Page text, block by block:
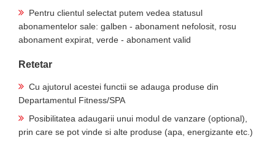
Pentru clientul selectat putem vedea statusul
abonamentelor sale: galben - abonament nefolosit, rosu
abonament expirat, verde - abonament valid
Retetar
Cu ajutorul acestei functii se adauga produse din
Departamentul Fitness/SPA
Posibilitatea adaugarii unui modul de vanzare (optional),
prin care se pot vinde si alte produse (apa, energizante etc.)